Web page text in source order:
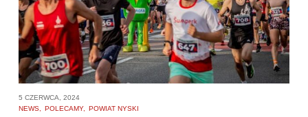
5 CZERWCA, 2024
NEWS
POLECAMY POWIAT NYSKI